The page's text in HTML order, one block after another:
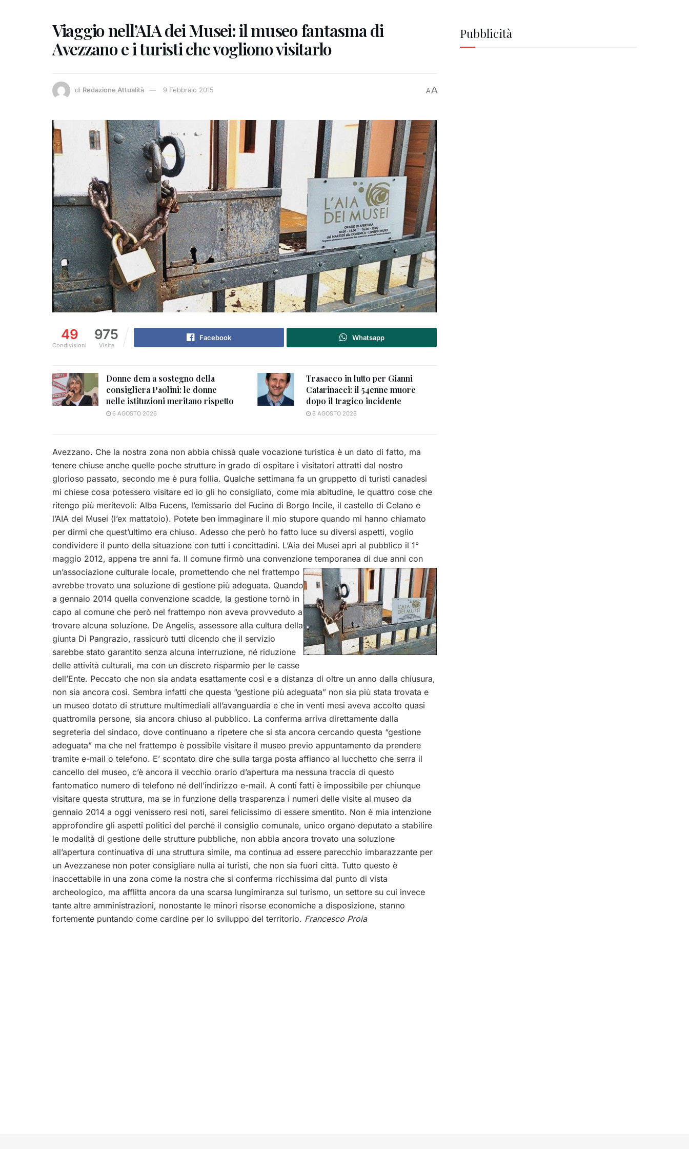
Viaggio nell’AIA dei Musei: il museo fantasma di
Avezzano e i turisti che vogliono visitarlo
di Redazione Attualità 9 Febbraio 2015 AA
49
Condivisioni
975
Visite
Facebook Whatsapp
Donne dem a sostegno della
consigliera Paolini: le donne
nelle istituzioni meritano rispetto
6 AGOSTO 2026
Trasacco in lutto per Gianni
Catarinacci: il 54enne muore
dopo il tragico incidente
6 AGOSTO 2026
Avezzano. Che la nostra zona non abbia chissà quale vocazione turistica è un dato di fatto, ma
tenere chiuse anche quelle poche strutture in grado di ospitare i visitatori attratti dal nostro
glorioso passato, secondo me è pura follia. Qualche settimana fa un gruppetto di turisti canadesi
mi chiese cosa potessero visitare ed io gli ho consigliato, come mia abitudine, le quattro cose che
ritengo più meritevoli: Alba Fucens, l’emissario del Fucino di Borgo Incile, il castello di Celano e
l’AIA dei Musei (l’ex mattatoio). Potete ben immaginare il mio stupore quando mi hanno chiamato
per dirmi che quest’ultimo era chiuso. Adesso che però ho fatto luce su diversi aspetti, voglio
condividere il punto della situazione con tutti i concittadini. L’Aia dei Musei aprì al pubblico il 1°
maggio 2012, appena tre anni fa. Il comune firmò una convenzione temporanea di due anni con
un’associazione culturale locale, promettendo che nel frattempo
avrebbe trovato una soluzione di gestione più adeguata. Quando
a gennaio 2014 quella convenzione scadde, la gestione tornò in
capo al comune che però nel frattempo non aveva provveduto a
trovare alcuna soluzione. De Angelis, assessore alla cultura della
giunta Di Pangrazio, rassicurò tutti dicendo che il servizio
sarebbe stato garantito senza alcuna interruzione, né riduzione
delle attività culturali, ma con un discreto risparmio per le casse
dell’Ente. Peccato che non sia andata esattamente così e a distanza di oltre un anno dalla chiusura,
non sia ancora così. Sembra infatti che questa “gestione più adeguata” non sia più stata trovata e
un museo dotato di strutture multimediali all’avanguardia e che in venti mesi aveva accolto quasi
quattromila persone, sia ancora chiuso al pubblico. La conferma arriva direttamente dalla
segreteria del sindaco, dove continuano a ripetere che si sta ancora cercando questa “gestione
adeguata” ma che nel frattempo è possibile visitare il museo previo appuntamento da prendere
tramite e-mail o telefono. E’ scontato dire che sulla targa posta affianco al lucchetto che serra il
cancello del museo, c’è ancora il vecchio orario d’apertura ma nessuna traccia di questo
fantomatico numero di telefono né dell’indirizzo e-mail. A conti fatti è impossibile per chiunque
visitare questa struttura, ma se in funzione della trasparenza i numeri delle visite al museo da
gennaio 2014 a oggi venissero resi noti, sarei felicissimo di essere smentito. Non è mia intenzione
approfondire gli aspetti politici del perché il consiglio comunale, unico organo deputato a stabilire
le modalità di gestione delle strutture pubbliche, non abbia ancora trovato una soluzione
all’apertura continuativa di una struttura simile, ma continua ad essere parecchio imbarazzante per
un Avezzanese non poter consigliare nulla ai turisti, che non sia fuori città. Tutto questo è
inaccettabile in una zona come la nostra che si conferma ricchissima dal punto di vista
archeologico, ma afflitta ancora da una scarsa lungimiranza sul turismo, un settore su cui invece
tante altre amministrazioni, nonostante le minori risorse economiche a disposizione, stanno
fortemente puntando come cardine per lo sviluppo del territorio. Francesco Proia
Pubblicità